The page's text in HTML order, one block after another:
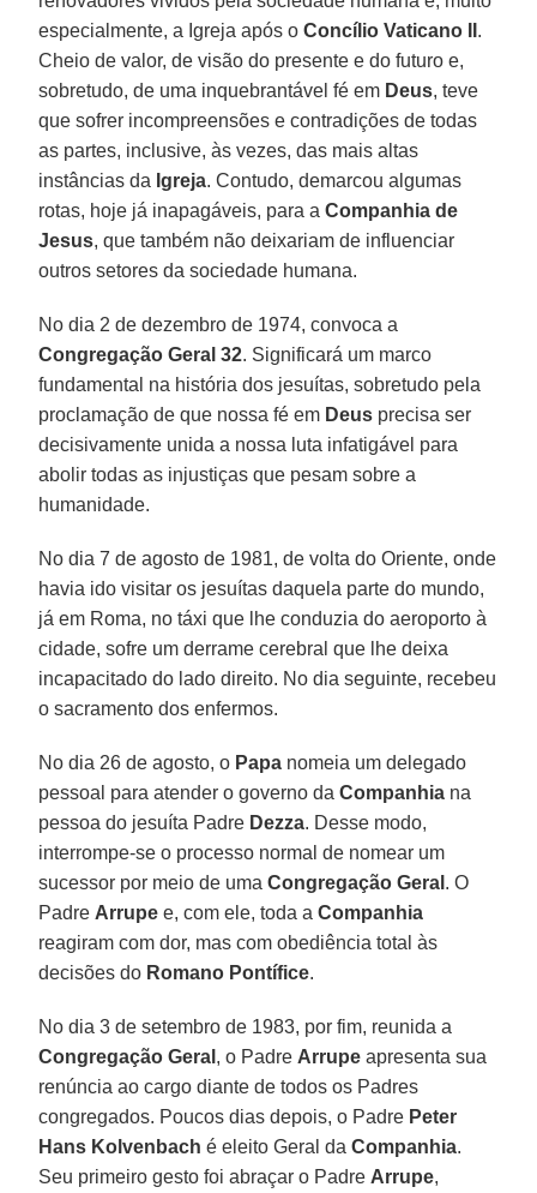
especialmente, a Igreja após oConcílio Vaticano II .
Cheio de valor, de visão do presente e do futuro e,
sobretudo, de uma inquebrantável fé em Deus, teve
que sofrer incompreensões e contradições de todas
as partes, inclusive, às vezes, das mais altas
instâncias da Igreja. Contudo, demarcou algumas
rotas, hoje já inapagáveis, para aCompanhia de
Jesus, que também não deixariam de influenciar
outros setores da sociedade humana.
No dia 2 de dezembro de 1974, convoca a
Congregação Geral 32. Significará um marco
fundamental na história dos jesuítas, sobretudo pela
proclamação de que nossa fé em Deus precisa ser
decisivamente unida a nossa luta infatigável para
abolir todas as injustiças que pesam sobre a
humanidade.
No dia 7 de agosto de 1981, de volta do Oriente, onde
havia ido visitar os jesuítas daquela parte do mundo,
já em Roma, no táxi que lhe conduzia do aeroporto à
cidade, sofre um derrame cerebral que lhe deixa
incapacitado do lado direito. No dia seguinte, recebeu
o sacramento dos enfermos.
No dia 26 de agosto, o Papa nomeia um delegado
pessoal para atender o governo daCompanhia na
pessoa do jesuíta Padre Dezza. Desse modo,
interrompe-se o processo normal de nomear um
sucessor por meio de umaCongregação Geral . O
Padre Arrupe e, com ele, toda aCompanhia
reagiram com dor, mas com obediência total às
decisões do Romano Pontífice.
No dia 3 de setembro de 1983, por fim, reunida a
Congregação Geral , o Padre Arrupe apresenta sua
renúncia ao cargo diante de todos os Padres
congregados. Poucos dias depois, o Padre Peter
Hans Kolvenbach é eleito Geral daCompanhia.
Seu primeiro gesto foi abraçar o Padre Arrupe,